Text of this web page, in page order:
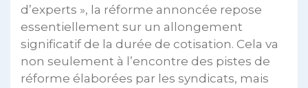
d’experts », la réforme annoncée repose
essentiellement sur un allongement
significatif de la durée de cotisation. Cela va
non seulement à l’encontre des pistes de
réforme élaborées par les syndicats, mais